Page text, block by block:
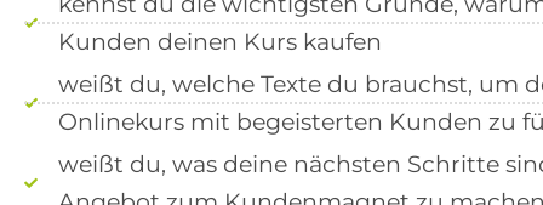
Kunden deinen Kurs kaufen
weißt du, welche Texte du brauchst, um
Onlinekurs mit begeisterten Kunden zu
weißt du, was deine nächsten Schritte
Mit
nur
Hol
Mit
Mit
nur
Mit
nur
und